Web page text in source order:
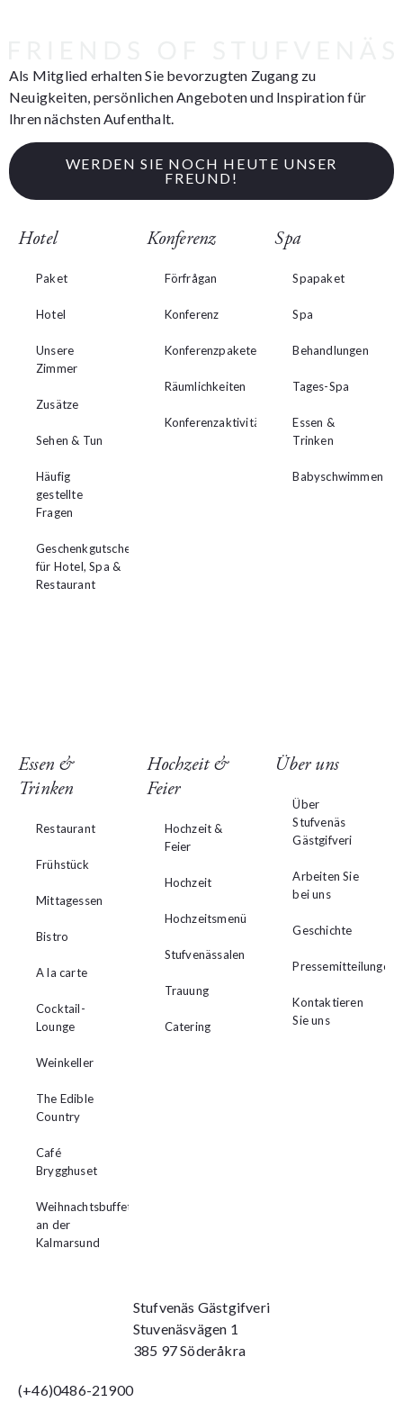
Als Mitglied erhalten Sie bevorzugten Zugang zu
Neuigkeiten, persönlichen Angeboten und Inspiration für
Ihren nächsten Aufenthalt.
WERDEN SIE NOCH HEUTE UNSER
FREUND!
Hotel
Paket
Hotel
Unsere
Zimmer
Zusätze
Sehen & Tun
Häufig
gestellte
Fragen
Geschenkgutschein
für Hotel, Spa &
Restaurant
Konferenz
Förfrågan
Konferenz
Konferenzpakete
Räumlichkeiten
Konferenzaktivitäten
Spa
Spapaket
Spa
Behandlungen
Tages-Spa
Essen &
Trinken
Babyschwimmen
Essen &
Trinken
Restaurant
Frühstück
Mittagessen
Bistro
A la carte
Cocktail-
Lounge
Weinkeller
The Edible
Country
Café
Brygghuset
Weihnachtsbuffet
an der
Kalmarsund
Hochzeit &
Feier
Hochzeit &
Feier
Hochzeit
Hochzeitsmenü
Stufvenässalen
Trauung
Catering
Über uns
Über
Stufvenäs
Gästgifveri
Arbeiten Sie
bei uns
Geschichte
Pressemitteilungen
Kontaktieren
Sie uns
Stufvenäs Gästgifveri
Stuvenäsvägen 1
385 97 Söderåkra
(+46)0486-21900